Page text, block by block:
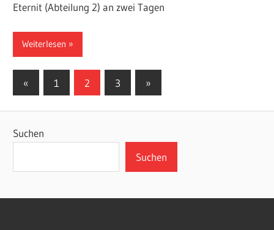
Eternit (Abteilung 2) an zwei Tagen
Weiterlesen
Seitennummerierung
Beiträge
« Vorherige
Beiträge
1 2 3
Nächste
Beiträge
»
Suchen
Suchen